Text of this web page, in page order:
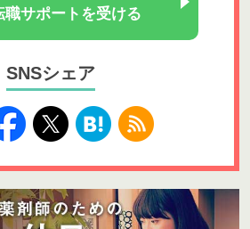
職サポートを受ける
SNSシェア